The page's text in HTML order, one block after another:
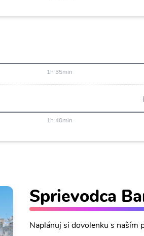
1h 35min
1h 40min
Sprievodca
Naplánuj si dovolenku s naším